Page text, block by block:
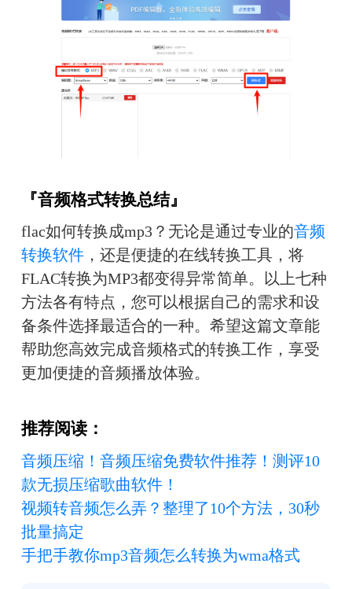
『音频格式转换总结』
flac如何转换成mp3？无论是通过专业的音频
转换软件，还是便捷的在线转换工具，将
FLAC转换为MP3都变得异常简单。以上七种
方法各有特点，您可以根据自己的需求和设
备条件选择最适合的一种。希望这篇文章能
帮助您高效完成音频格式的转换工作，享受
更加便捷的音频播放体验。
推荐阅读：
音频压缩！音频压缩免费软件推荐！测评10
款无损压缩歌曲软件！
视频转音频怎么弄？整理了10个方法，30秒
批量搞定
手把手教你mp3音频怎么转换为wma格式